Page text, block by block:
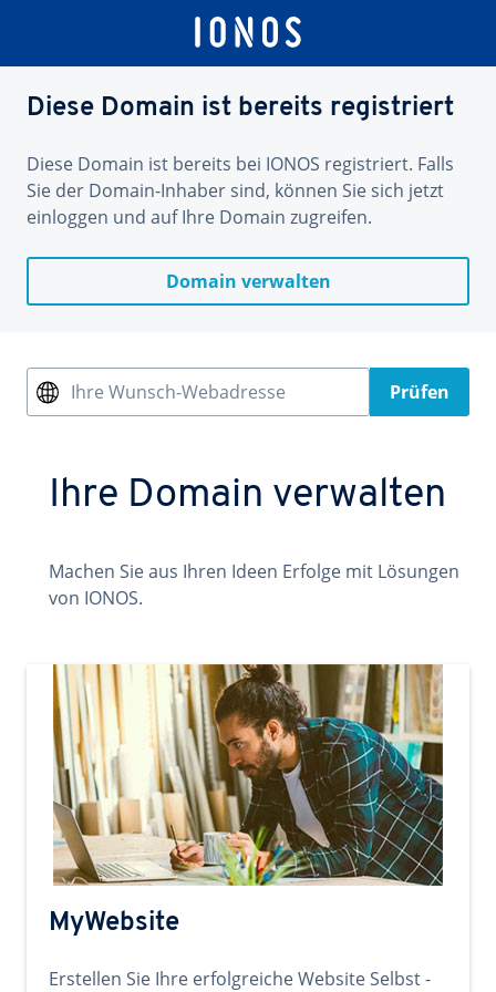
Diese Domain ist bereits registriert
Diese Domain ist bereits bei IONOS registriert. Falls
Sie der Domain-Inhaber sind, können Sie sich jetzt
einloggen und auf Ihre Domain zugreifen.
Domain verwalten
Ihre Wunsch-Webadresse Prüfen
Ihre Domain verwalten
Machen Sie aus Ihren Ideen Erfolge mit Lösungen
von IONOS.
MyWebsite
Erstellen Sie Ihre erfolgreiche Website Selbst -